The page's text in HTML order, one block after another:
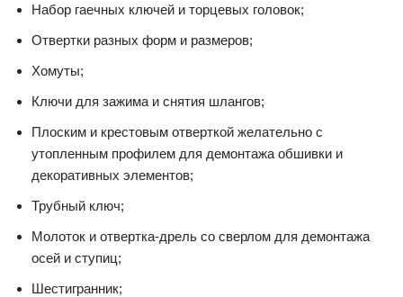
Набор гаечных ключей и торцевых головок;
Отвертки разных форм и размеров;
Хомуты;
Ключи для зажима и снятия шлангов;
Плоским и крестовым отверткой желательно с
утопленным профилем для демонтажа обшивки и
декоративных элементов;
Трубный ключ;
Молоток и отвертка-дрель со сверлом для демонтажа
осей и ступиц;
Шестигранник;